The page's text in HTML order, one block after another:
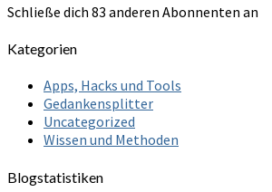
Schließe dich 83 anderen Abonnenten an
Kategorien
Apps, Hacks und Tools
Gedankensplitter
Uncategorized
Wissen und Methoden
Blogstatistiken